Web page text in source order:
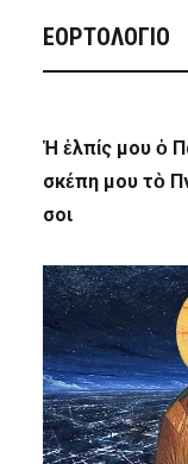
ΕΟΡΤΟΛΟΓΙΟ
Ἡ ἐλπίς μου ὁ
σκέπη μου τὸ
σοι